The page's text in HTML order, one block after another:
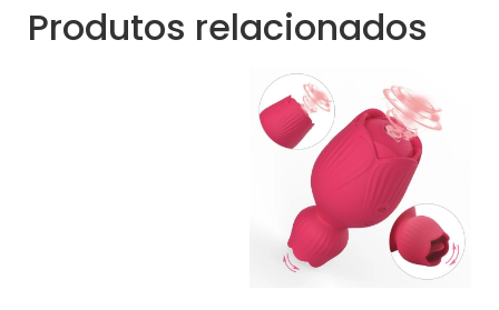
Produtos relacionados